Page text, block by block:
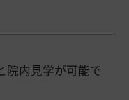
院内見学が可能で